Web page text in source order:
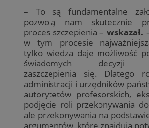
– To są fundamentalne
pozwolą nam skutecznie
proces szczepienia – wskazał.
w tym procesie
tylko wiedza daje możliwość
świadomych decyzji
zaszczepienia się. Dlatego
administracji i urzędników
autorytetów profesorskich,
podjęcie roli przekonywania
ale przekonywania na
argumentów, które znajdują